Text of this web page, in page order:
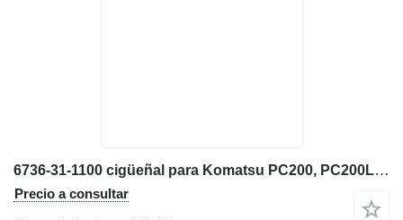
6736-31-1100 cigüeñal para Komatsu PC200, PC200LL, PC220, PC220LL, PC250, PC270, PW200, PW220 excavadora
Precio a consultar